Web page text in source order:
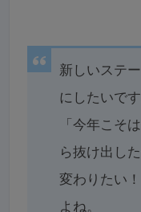
新しいステ
にしたいで
「今年こそ
ら抜け出し
変わりたい
よね。